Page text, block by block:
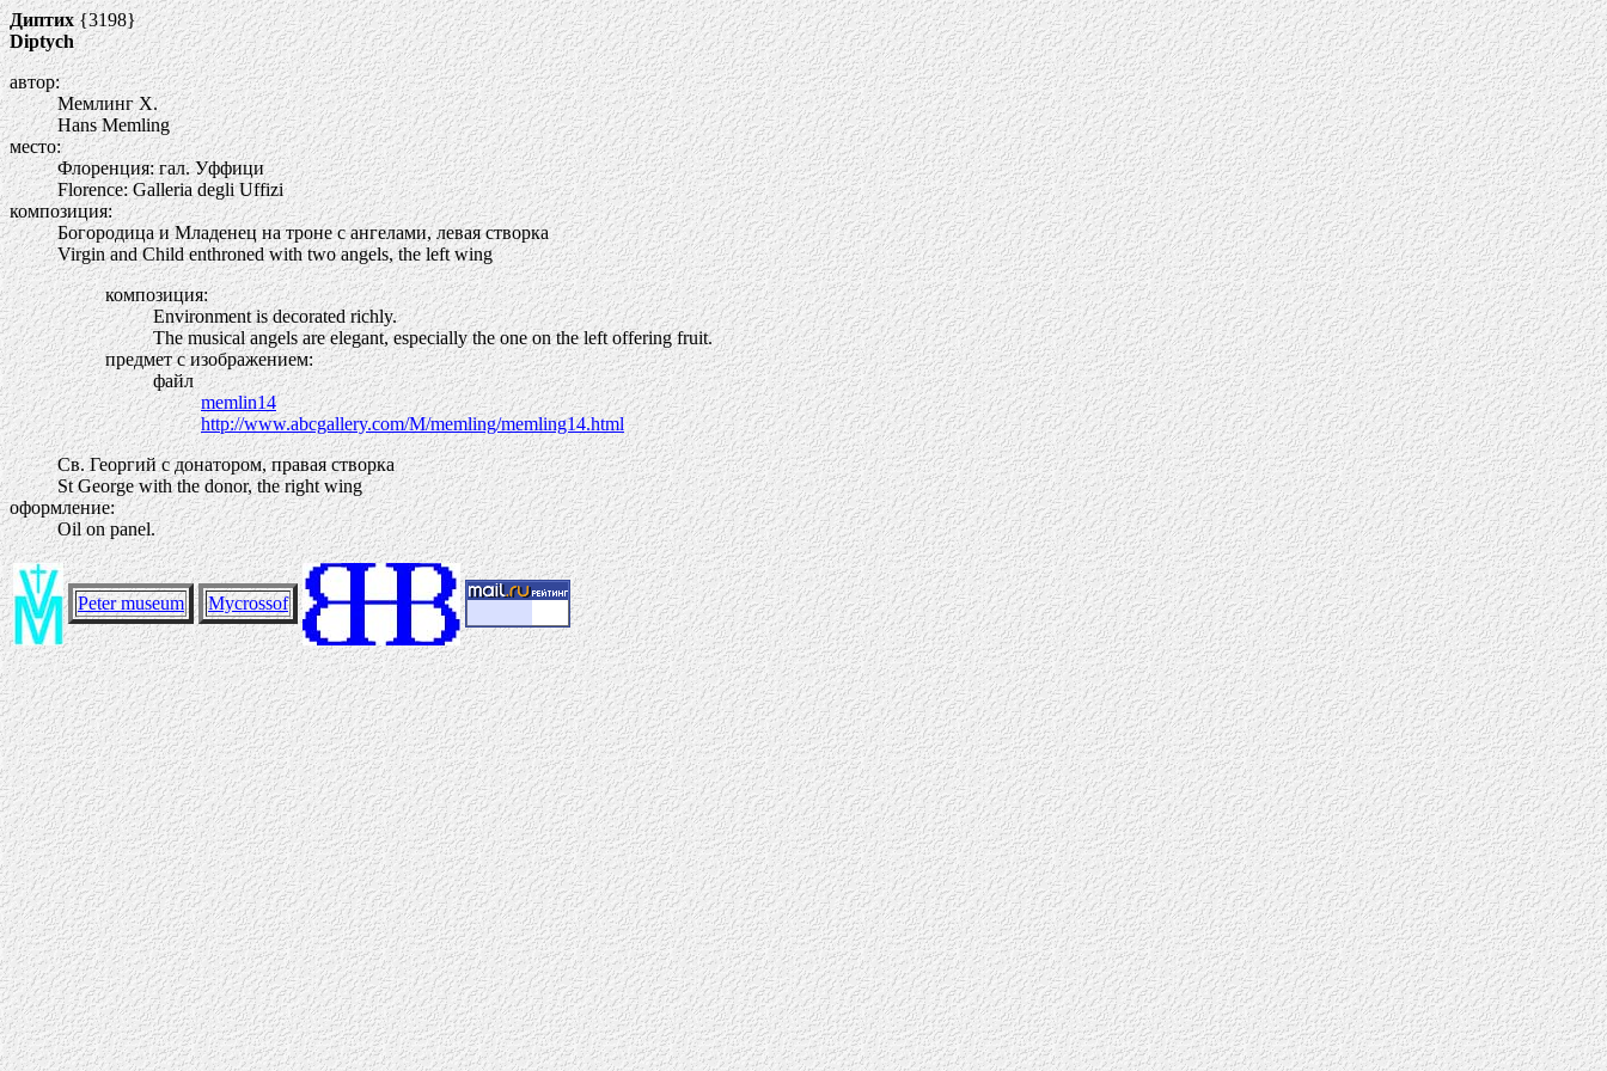
Диптих{3198}
Diptych
автор:
Мемлинг Х.
Hans Memling
место:
Флоренция: гал. Уффици
Florence: Galleria degli Uffizi
композиция:
Богородица и Младенец на троне с ангелами, левая створка
Virgin and Child enthroned with two angels, the left wing
композиция:
Environment is decorated richly.
The musical angels are elegant, especially the one on the left offering fruit.
предмет с изображением:
файл
memlin14
http://www.abcgallery.com/M/memling/memling14.html
Св. Георгий с донатором, правая створка
St George with the donor, the right wing
оформление:
Oil on panel.
Peter museum Mycrossof